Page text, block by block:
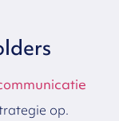
op.